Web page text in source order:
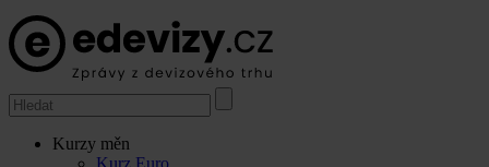
Kurzy měn
Kurz Euro